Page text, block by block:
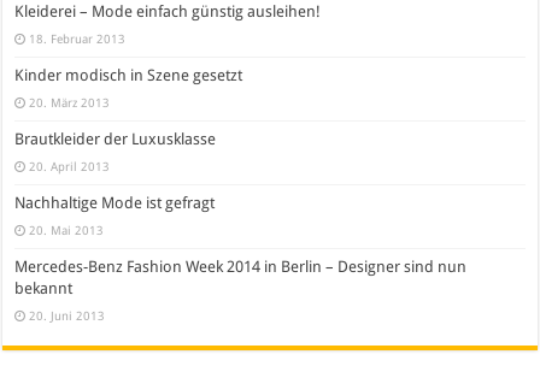
Kleiderei – Mode einfach günstig ausleihen!
18. Februar 2013
Kinder modisch in Szene gesetzt
20. März 2013
Brautkleider der Luxusklasse
20. April 2013
Nachhaltige Mode ist gefragt
20. Mai 2013
Mercedes-Benz Fashion Week 2014 in Berlin – Designer sind nun
bekannt
20. Juni 2013